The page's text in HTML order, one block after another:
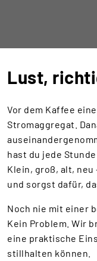
Lust,
Vor dem Kaffee
Stromaggregat.
hast du jede
Klein, groß, alt,
und sorgst dafür,
Noch nie mit einer
Kein Problem. Wir
eine praktische
stillhalten können.